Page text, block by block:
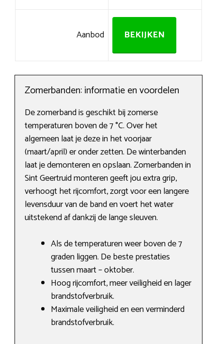
Aanbod BEKIJKEN
Zomerbanden: informatie en voordelen
De zomerband is geschikt bij zomerse
temperaturen boven de 7 °C. Over het
algemeen laat je deze in het voorjaar
(maart/april) er onder zetten. De winterbanden
laat je demonteren en opslaan. Zomerbanden in
Sint Geertruid monteren geeft jou extra grip,
verhoogt het rijcomfort, zorgt voor een langere
levensduur van de band en voert het water
uitstekend af dankzij de lange sleuven.
Als de temperaturen weer boven de 7
graden liggen. De beste prestaties
tussen maart – oktober.
Hoog rijcomfort, meer veiligheid en lager
brandstofverbruik.
Maximale veiligheid en een verminderd
brandstofverbruik.